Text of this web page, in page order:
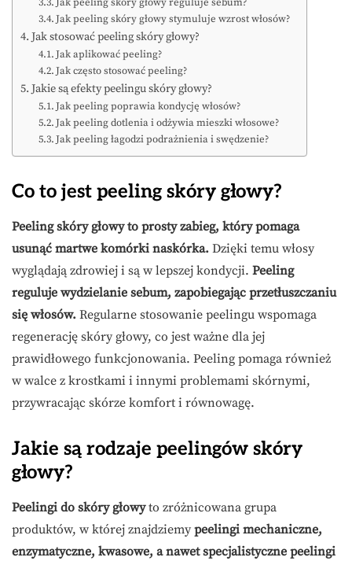
Jak peeling skóry głowy stymuluje wzrost włosów?
Jak stosować peeling skóry głowy?
Jak aplikować peeling?
Jak często stosować peeling?
Jakie są efekty peelingu skóry głowy?
Jak peeling poprawia kondycję włosów?
Jak peeling dotlenia i odżywia mieszki włosowe?
Jak peeling łagodzi podrażnienia i swędzenie?
Co to jest peeling skóry głowy?
Peeling skóry głowy to prosty zabieg, który pomaga
usunąć martwe komórki naskórka. Dzięki temu włosy
wyglądają zdrowiej i są w lepszej kondycji. Peeling
reguluje wydzielanie sebum, zapobiegając przetłuszczaniu
się włosów. Regularne stosowanie peelingu wspomaga
regenerację skóry głowy, co jest ważne dla jej
prawidłowego funkcjonowania. Peeling pomaga również
w walce z krostkami i innymi problemami skórnymi,
przywracając skórze komfort i równowagę.
Jakie są rodzaje peelingów skóry
głowy?
Peelingi do skóry głowyto zróżnicowana grupa
produktów, w której znajdziemy peelingi mechaniczne,
enzymatyczne, kwasowe, a nawet specjalistyczne peelingi